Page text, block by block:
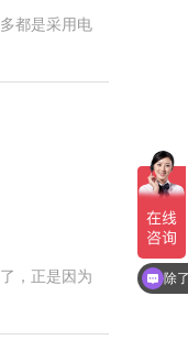
都是采用电
，正是因为
除
请